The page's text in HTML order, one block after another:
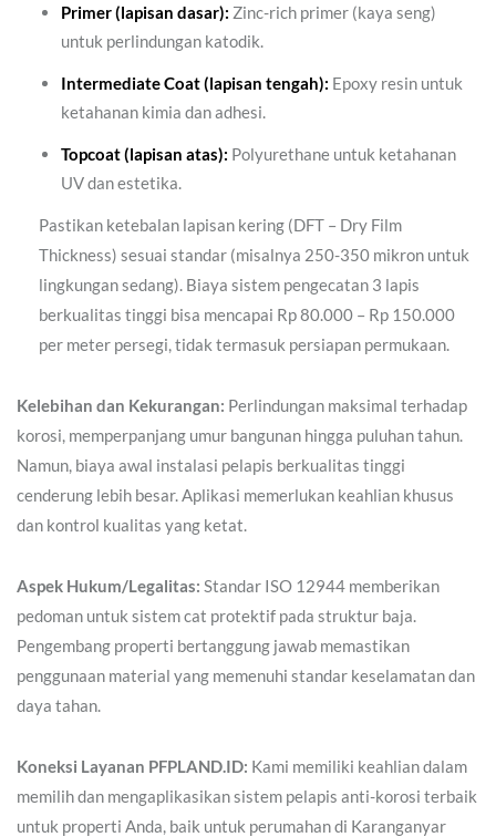
Primer (lapisan dasar): Zinc-rich primer (kaya seng)
untuk perlindungan katodik.
Intermediate Coat (lapisan tengah): Epoxy resin untuk
ketahanan kimia dan adhesi.
Topcoat (lapisan atas): Polyurethane untuk ketahanan
UV dan estetika.
Pastikan ketebalan lapisan kering (DFT – Dry Film
Thickness) sesuai standar (misalnya 250-350 mikron untuk
lingkungan sedang). Biaya sistem pengecatan 3 lapis
berkualitas tinggi bisa mencapai Rp 80.000 – Rp 150.000
per meter persegi, tidak termasuk persiapan permukaan.
Kelebihan dan Kekurangan: Perlindungan maksimal terhadap
korosi, memperpanjang umur bangunan hingga puluhan tahun.
Namun, biaya awal instalasi pelapis berkualitas tinggi
cenderung lebih besar. Aplikasi memerlukan keahlian khusus
dan kontrol kualitas yang ketat.
Aspek Hukum/Legalitas: Standar ISO 12944 memberikan
pedoman untuk sistem cat protektif pada struktur baja.
Pengembang properti bertanggung jawab memastikan
penggunaan material yang memenuhi standar keselamatan dan
daya tahan.
Koneksi Layanan PFPLAND.ID: Kami memiliki keahlian dalam
memilih dan mengaplikasikan sistem pelapis anti-korosi terbaik
untuk properti Anda, baik untuk perumahan di Karanganyar